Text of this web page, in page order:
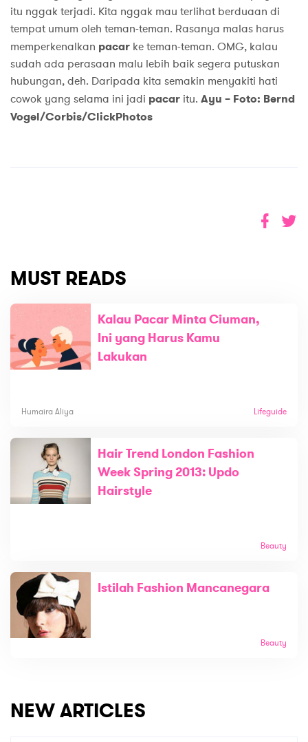
itu nggak terjadi. Kita nggak mau terlihat berduaan di
tempat umum oleh teman-teman. Rasanya malas harus
memperkenalkan pacar ke teman-teman. OMG, kalau
sudah ada perasaan malu lebih baik segera putuskan
hubungan, deh. Daripada kita semakin menyakiti hati
cowok yang selama ini jadi pacar itu. Ayu – Foto: Bernd
Vogel/Corbis/ClickPhotos
MUST READS
Kalau Pacar Minta Ciuman,
Ini yang Harus Kamu
Lakukan
Humaira Aliya Lifeguide
Hair Trend London Fashion
Week Spring 2013: Updo
Hairstyle
Beauty
Istilah Fashion Mancanegara
Beauty
NEW ARTICLES